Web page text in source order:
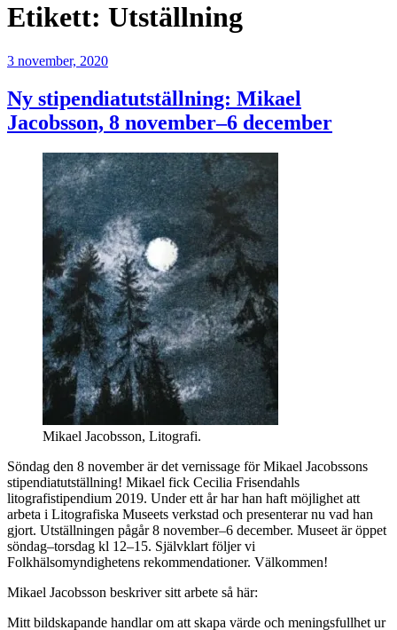
Etikett: Utställning
Publicerat
3 november, 2020
Ny stipendiatutställning: Mikael
Jacobsson, 8 november–6 december
Mikael Jacobsson, Litografi.
Söndag den 8 november är det vernissage för Mikael Jacobssons
stipendiatutställning! Mikael fick Cecilia Frisendahls
litografistipendium 2019. Under ett år har han haft möjlighet att
arbeta i Litografiska Museets verkstad och presenterar nu vad han
gjort. Utställningen pågår 8 november–6 december. Museet är öppet
söndag–torsdag kl 12–15. Självklart följer vi
Folkhälsomyndighetens rekommendationer. Välkommen!
Mikael Jacobsson beskriver sitt arbete så här:
Mitt bildskapande handlar om att skapa värde och meningsfullhet ur